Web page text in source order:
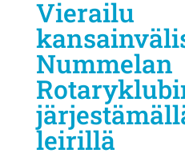
Vierailu
Nummelan
leirillä